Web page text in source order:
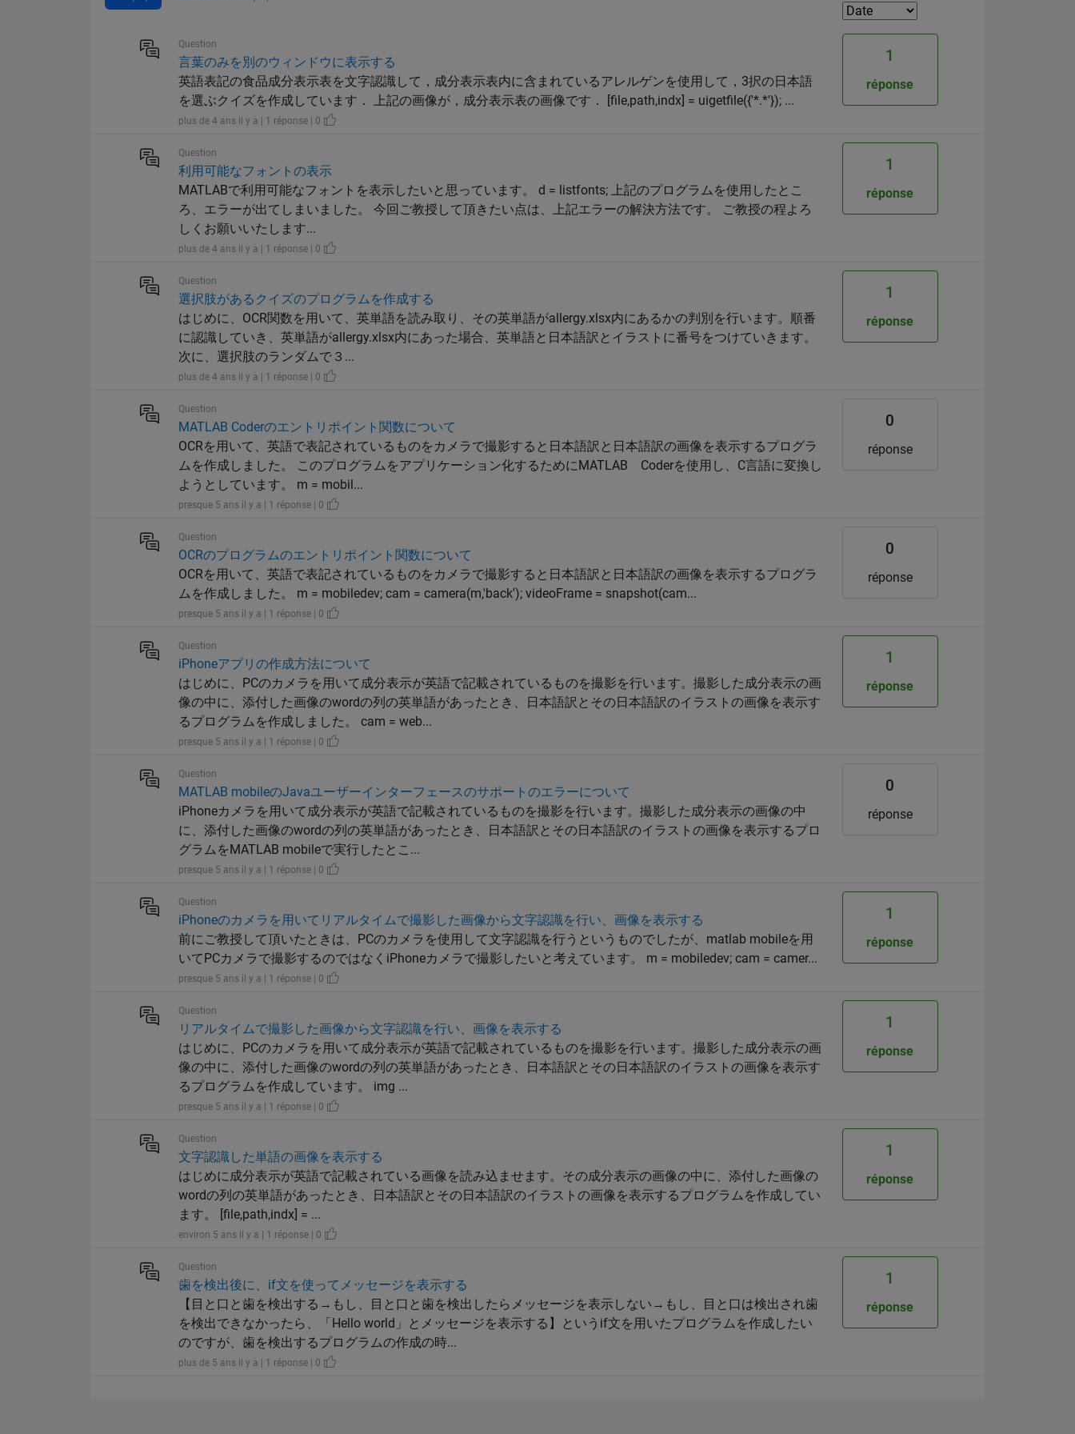
Question
言葉のみを別のウィンドウに表示する
英語表記の食品成分表示表を文字認識して，成分表示表内に含まれているアレルゲンを使用して，3択の日本語
を選ぶクイズを作成しています． 上記の画像が，成分表示表の画像です． [file,path,indx] = uigetfile({'*.*'}); ...
plus de 4 ans il y a | 1 réponse | 0
1
réponse
Question
利用可能なフォントの表示
MATLABで利用可能なフォントを表示したいと思っています。 d = listfonts; 上記のプログラムを使用したとこ
ろ、エラーが出てしまいました。 今回ご教授して頂きたい点は、上記エラーの解決方法です。 ご教授の程よろ
しくお願いいたします...
plus de 4 ans il y a | 1 réponse | 0
1
réponse
Question
選択肢があるクイズのプログラムを作成する
はじめに、OCR関数を用いて、英単語を読み取り、その英単語がallergy.xlsx内にあるかの判別を行います。順番
に認識していき、英単語がallergy.xlsx内にあった場合、英単語と日本語訳とイラストに番号をつけていきます。
次に、選択肢のランダムで３...
plus de 4 ans il y a | 1 réponse | 0
1
réponse
Question
MATLAB Coderのエントリポイント関数について
OCRを用いて、英語で表記されているものをカメラで撮影すると日本語訳と日本語訳の画像を表示するプログラ
ムを作成しました。 このプログラムをアプリケーション化するためにMATLAB Coderを使用し、C言語に変換し
ようとしています。 m = mobil...
presque 5 ans il y a | 1 réponse | 0
0
réponse
Question
OCRのプログラムのエントリポイント関数について
OCRを用いて、英語で表記されているものをカメラで撮影すると日本語訳と日本語訳の画像を表示するプログラ
ムを作成しました。 m = mobiledev; cam = camera(m,'back'); videoFrame = snapshot(cam...
presque 5 ans il y a | 1 réponse | 0
0
réponse
Question
iPhoneアプリの作成方法について
はじめに、PCのカメラを用いて成分表示が英語で記載されているものを撮影を行います。撮影した成分表示の画
像の中に、添付した画像のwordの列の英単語があったとき、日本語訳とその日本語訳のイラストの画像を表示す
るプログラムを作成しました。 cam = web...
presque 5 ans il y a | 1 réponse | 0
1
réponse
Question
MATLAB mobileのJavaユーザーインターフェースのサポートのエラーについて
iPhoneカメラを用いて成分表示が英語で記載されているものを撮影を行います。撮影した成分表示の画像の中
に、添付した画像のwordの列の英単語があったとき、日本語訳とその日本語訳のイラストの画像を表示するプロ
グラムをMATLAB mobileで実行したとこ...
presque 5 ans il y a | 1 réponse | 0
0
réponse
Question
iPhoneのカメラを用いてリアルタイムで撮影し​た画像から文字認識を​行い、画像を表示する
前にご教授して頂いたときは、PCのカメラを使用して文字認識を行うというものでしたが、matlab mobileを用
いてPCカメラで撮影するのではなくiPhoneカメラで撮影したいと考えています。 m = mobiledev; cam = camer...
presque 5 ans il y a | 1 réponse | 0
1
réponse
Question
リアルタイムで撮影した画像から文字認識を行い、画像を表示する
はじめに、PCのカメラを用いて成分表示が英語で記載されているものを撮影を行います。撮影した成分表示の画
像の中に、添付した画像のwordの列の英単語があったとき、日本語訳とその日本語訳のイラストの画像を表示す
るプログラムを作成しています。 img ...
presque 5 ans il y a | 1 réponse | 0
1
réponse
Question
文字認識した単語の画像を表示する
はじめに成分表示が英語で記載されている画像を読み込ませます。その成分表示の画像の中に、添付した画像の
wordの列の英単語があったとき、日本語訳とその日本語訳のイラストの画像を表示するプログラムを作成してい
ます。 [file,path,indx] = ...
environ 5 ans il y a | 1 réponse | 0
1
réponse
Question
歯を検出後に、if文を使ってメッセージを表示する
【目と口と歯を検出する→もし、目と口と歯を検出したらメッセージを表示しない→もし、目と口は検出され歯
を検出できなかったら、「Hello world」とメッセージを表示する】というif文を用いたプログラムを作成したい
のですが、歯を検出するプログラムの作成の時...
plus de 5 ans il y a | 1 réponse | 0
1
réponse